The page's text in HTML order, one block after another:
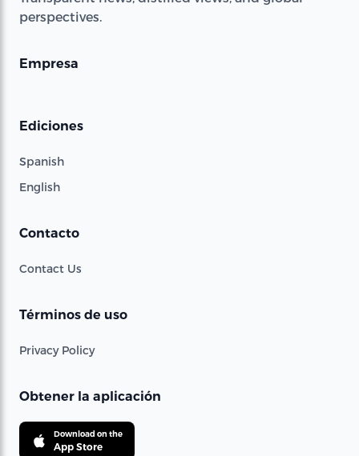
perspectives.
Empresa
Ediciones
Spanish
English
Contacto
Contact Us
Términos de uso
Privacy Policy
Obtener la aplicación
Download on the
App Store